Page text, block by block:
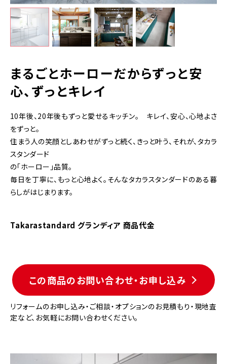
まるごとホーローだからずっと安
心、ずっとキレイ
10年後、20年後もずっと愛せるキッチン。 キレイ、安心、心地よさ
をずっと。
住まう人の笑顔としあわせがずっと続く、きっと叶う、それが、タカラ
スタンダード
の「ホーロー」品質。
毎日を丁寧に、もっと心地よく。そんなタカラスタンダードのある暮
らしがはじまります。
Takarastandard グランディア 商品代金
この商品のお問い合わせ・お申し込み
リフォームのお申し込み・ご相談・オプションのお見積もり・現地査
定など、お気軽にお問い合わせください。